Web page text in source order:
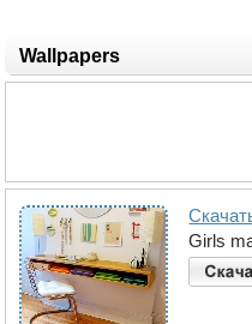
Wallpapers
Girls